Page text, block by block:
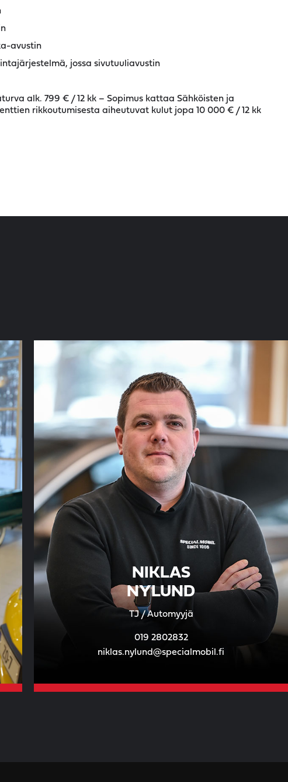
avustin
jossa sivutuuliavustin
alk. 799 € / 12 kk – Sopimus kattaa Sähköisten ja
rikkoutumisesta aiheutuvat kulut jopa 10 000 € / 12 kk
NIKLAS
NYLUND
TJ / Automyyjä
019 2802832
niklas.nylund@specialmobil.fi